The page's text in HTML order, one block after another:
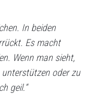
In beiden
Es macht
Wenn man sieht,
unterstützen oder zu
geil.“